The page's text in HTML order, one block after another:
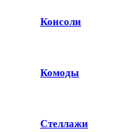
Консоли
Комоды
Стеллажи